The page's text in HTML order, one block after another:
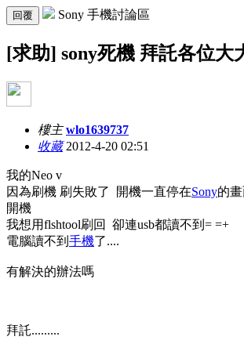
回覆 Sony 手機討論區
[求助] sony死機 拜託各位大
樓主 wlo1639737
收藏2012-4-20 02:51
我的Neo v
因為刷機 刷失敗了 開機一直停在Sony的
開機
我想用flshtool刷回 卻連usb都讀不到= =+
電腦讀不到 手機了....
有解決的辦法嗎
拜託.........